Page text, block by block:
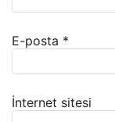
E-posta *
İnternet sitesi